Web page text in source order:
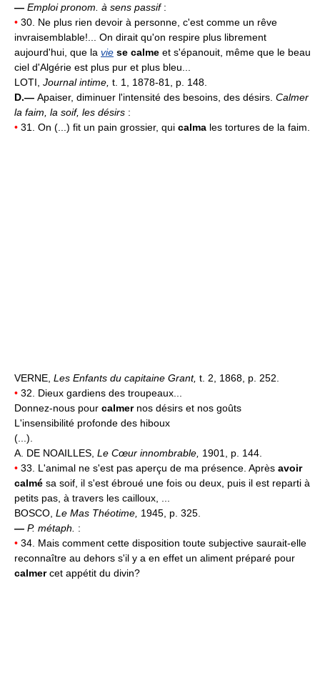
— Emploi pronom. à sens passif:
• 30. Ne plus rien devoir à personne, c'est comme un rêve
invraisemblable!... On dirait qu'on respire plus librement
aujourd'hui, que la vie se calme et s'épanouit, même que le beau
ciel d'Algérie est plus pur et plus bleu...
LOTI, Journal intime, t. 1, 1878-81, p. 148.
D.— Apaiser, diminuer l'intensité des besoins, des désirs. Calmer
la faim, la soif, les désirs :
• 31. On (...) fit un pain grossier, qui calma les tortures de la faim.
VERNE, Les Enfants du capitaine Grant, t. 2, 1868, p. 252.
• 32. Dieux gardiens des troupeaux...
Donnez-nous pour calmernos désirs et nos goûts
L'insensibilité profonde des hiboux
(...).
A. DE NOAILLES, Le Cœur innombrable, 1901, p. 144.
• 33. L'animal ne s'est pas aperçu de ma présence. Après avoir
calmé sa soif, il s'est ébroué une fois ou deux, puis il est reparti à
petits pas, à travers les cailloux, ...
BOSCO, Le Mas Théotime, 1945, p. 325.
— P. métaph.
:
• 34. Mais comment cette disposition toute subjective saurait-elle
reconnaître au dehors s'il y a en effet un aliment préparé pour
calmercet appétit du divin?